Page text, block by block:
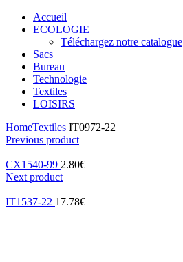
Accueil
ECOLOGIE
Téléchargez notre catalogue
Sacs
Bureau
Technologie
Textiles
LOISIRS
HomeTextiles IT0972-22
Previous product
CX1540-99 2.80€
Next product
IT1537-22 17.78€